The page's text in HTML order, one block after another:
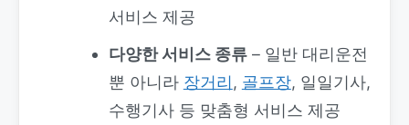
서비스 제공
다양한 서비스 종류– 일반 대리운전
뿐 아니라 장거리, 골프장, 일일기사,
수행기사 등 맞춤형 서비스 제공